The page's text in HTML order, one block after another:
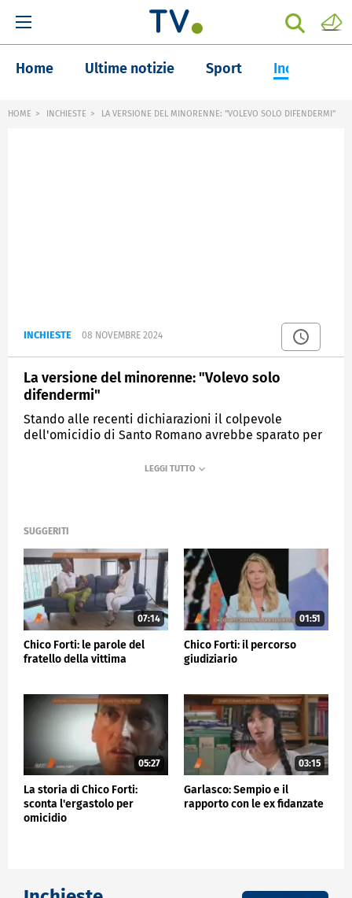
Home Ultime notizie Sport Inchieste
HOME INCHIESTE LA VERSIONE DEL MINORENNE: "VOLEVO SOLO DIFENDERMI"
INCHIESTE 08 NOVEMBRE 2024
La versione del minorenne: "Volevo solo
difendermi"
Stando alle recenti dichiarazioni il colpevole
dell'omicidio di Santo Romano avrebbe sparato per
SUGGERITI
07:14
Chico Forti: le parole del
fratello della vittima
01:51
Chico Forti: il percorso
giudiziario
05:27
La storia di Chico Forti:
sconta l'ergastolo per
omicidio
03:15
Garlasco: Sempio e il
rapporto con le ex fidanzate